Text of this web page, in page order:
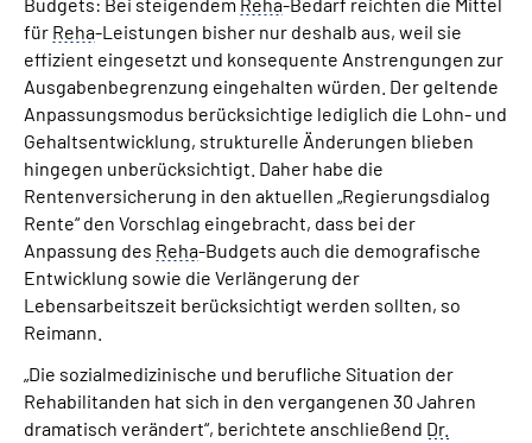
für Reha-Leistungen bisher nur deshalb aus, weil sie
effizient eingesetzt und konsequente Anstrengungen zur
Ausgabenbegrenzung eingehalten würden. Der geltende
Anpassungsmodus berücksichtige lediglich die Lohn- und
Gehaltsentwicklung, strukturelle Änderungen blieben
hingegen unberücksichtigt. Daher habe die
Rentenversicherung in den aktuellen „Regierungsdialog
Rente“ den Vorschlag eingebracht, dass bei der
Anpassung des Reha-Budgets auch die demografische
Entwicklung sowie die Verlängerung der
Lebensarbeitszeit berücksichtigt werden sollten, so
Reimann.
„Die sozialmedizinische und berufliche Situation der
Rehabilitanden hat sich in den vergangenen 30 Jahren
dramatisch verändert“, berichtete anschließend Dr.